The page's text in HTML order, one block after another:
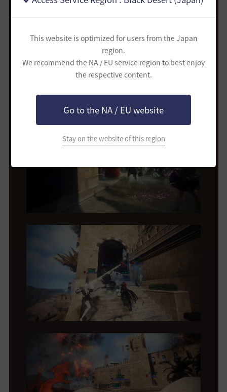
This website is optimized for users from the Japan
region.
We recommend the NA / EU service region to best enjoy
the respective content.
Go to the NA / EU website
Stay on the website of this region